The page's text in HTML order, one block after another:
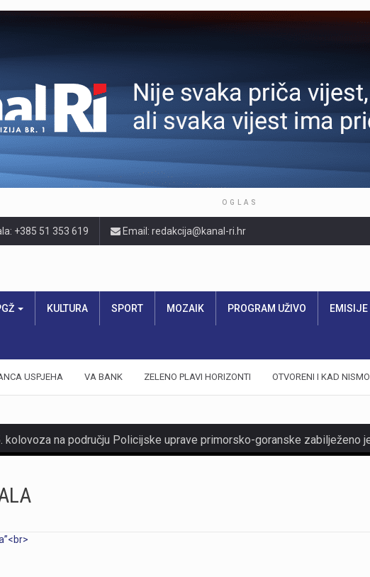
OGLAS
+385 51 353 619 Email: redakcija@kanal-ri.hr
KULTURA SPORT MOZAIK PROGRAM UŽIVO EMISIJE
USPJEHA VA BANK ZELENO PLAVI HORIZONTI OTVORENI I KAD NISMO